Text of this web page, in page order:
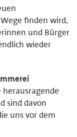
finden wird,
und Bürger
wieder
herausragende
sind davon
uns vor dem